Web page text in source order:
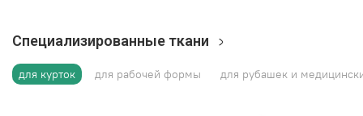
Специализированные ткани
для курток для рабочей формы для рубашек и